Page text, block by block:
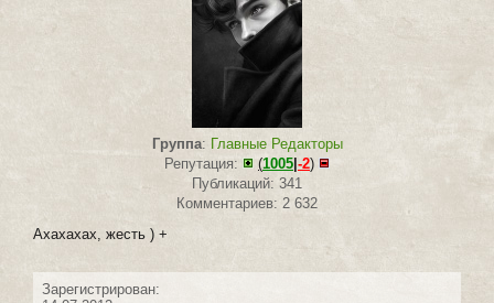
Группа: Главные Редакторы
Репутация:
(1005|-2)
Публикаций: 341
Комментариев: 2 632
Ахахахах, жесть ) +
Зарегистрирован: